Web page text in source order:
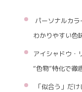
パーソナルカラ
わかりやすい色
アイシャドウ・
“色物”特化で徹
「似合う」だけ